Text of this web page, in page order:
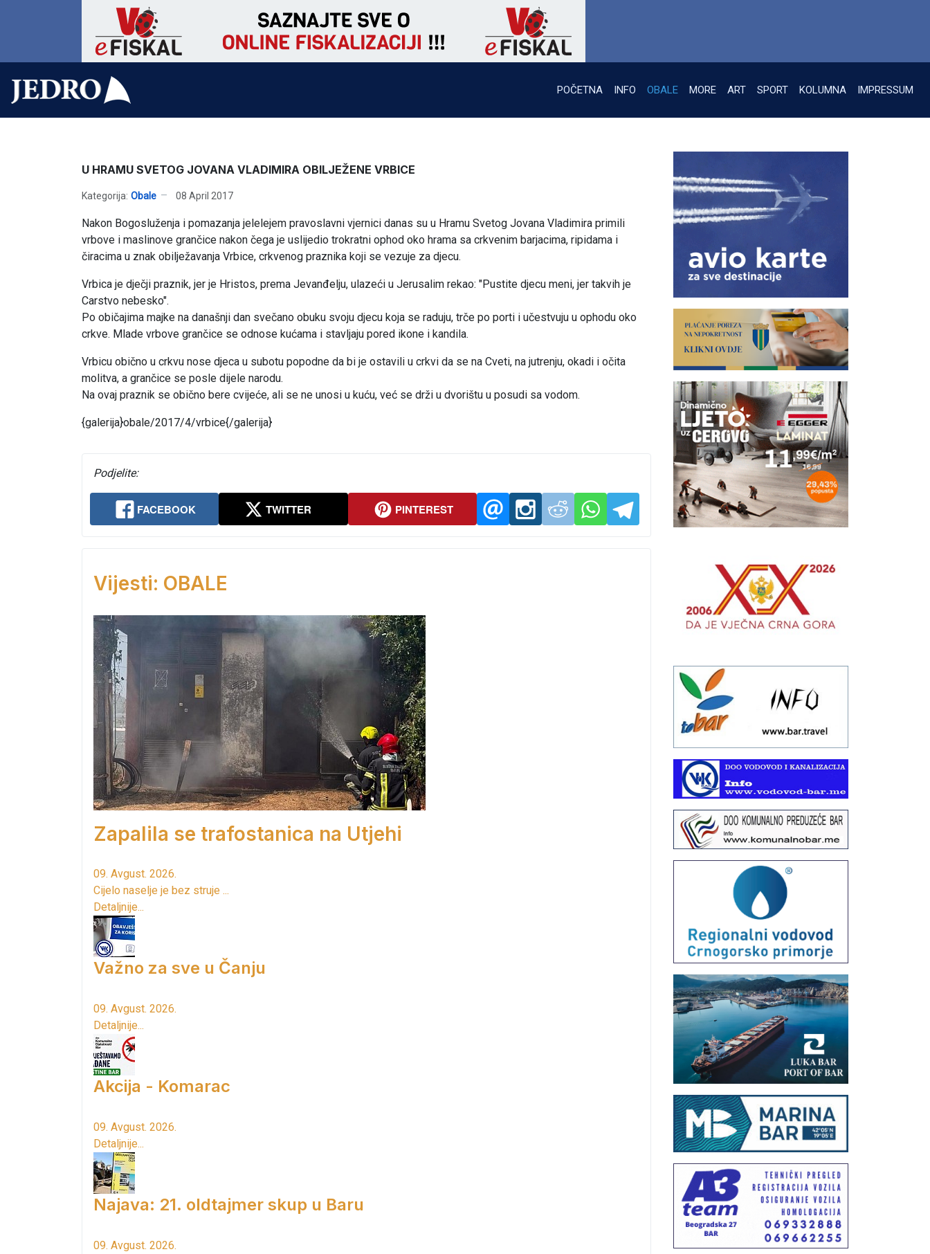
POČETNA INFO OBALE MORE ART SPORT KOLUMNA IMPRESSUM
U HRAMU SVETOG JOVANA VLADIMIRA OBILJEŽENE VRBICE
Kategorija: Obale 08 April 2017
Nakon Bogosluženja i pomazanja jelelejem pravoslavni vjernici danas su u Hramu Svetog Jovana Vladimira primili
vrbove i maslinove grančice nakon čega je uslijedio trokratni ophod oko hrama sa crkvenim barjacima, ripidama i
čiracima u znak obilježavanja Vrbice, crkvenog praznika koji se vezuje za djecu.
Vrbica je dječji praznik, jer je Hristos, prema Jevanđelju, ulazeći u Jerusalim rekao: "Pustite djecu meni, jer takvih je
Carstvo nebesko".
Po običajima majke na današnji dan svečano obuku svoju djecu koja se raduju, trče po porti i učestvuju u ophodu oko
crkve. Mlade vrbove grančice se odnose kućama i stavljaju pored ikone i kandila.
Vrbicu obično u crkvu nose djeca u subotu popodne da bi je ostavili u crkvi da se na Cveti, na jutrenju, okadi i očita
molitva, a grančice se posle dijele narodu.
Na ovaj praznik se obično bere cvijeće, ali se ne unosi u kuću, već se drži u dvorištu u posudi sa vodom.
{galerija}obale/2017/4/vrbice{/galerija}
Podjelite:
FACEBOOK TWITTER PINTEREST
Vijesti: OBALE
Zapalila se trafostanica na Utjehi
09. Avgust. 2026.
Cijelo naselje je bez struje ...
Detaljnije...
Važno za sve u Čanju
09. Avgust. 2026.
Detaljnije...
Akcija - Komarac
09. Avgust. 2026.
Detaljnije...
Najava: 21. oldtajmer skup u Baru
09. Avgust. 2026.